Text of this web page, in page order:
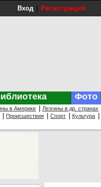
Вход Регистрация
Фото
в Америке Лезгины в др. странах
Происшествия Спорт Культура